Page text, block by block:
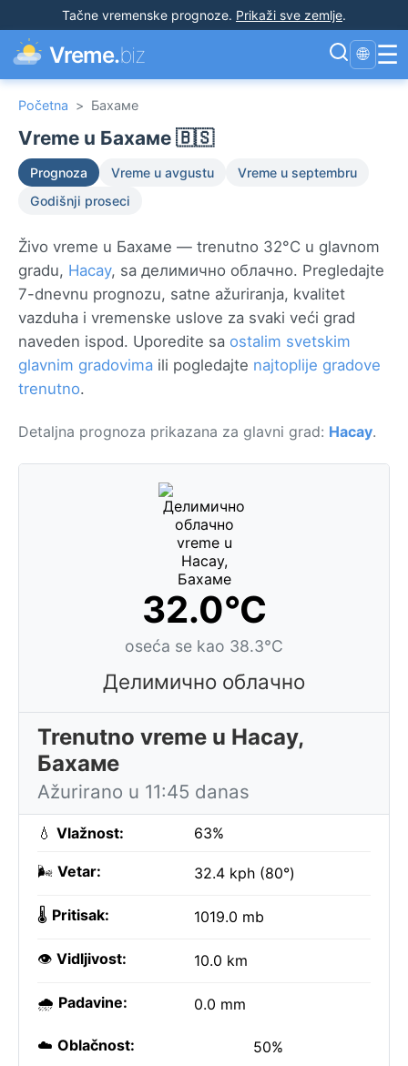
Tačne vremenske prognoze. Prikaži sve zemlje.
Vreme.biz 🌐 ☰
Početna > Бахаме
Vreme u Бахаме 🇧🇸
Prognoza Vreme u avgustu
Vreme u septembru
Godišnji proseci
Živo vreme u Бахаме — trenutno 32°C u glavnom
gradu, Насау, sa делимично облачно. Pregledajte
7-dnevnu prognozu, satne ažuriranja, kvalitet
vazduha i vremenske uslove za svaki veći grad
naveden ispod. Uporedite sa ostalim svetskim
glavnim gradovima ili pogledajte najtoplije gradove
trenutno.
Detaljna prognoza prikazana za glavni grad: Насау.
32.0°C
oseća se kao 38.3°C
Делимично облачно
Trenutno vreme u Насау,
Бахаме
Ažurirano u 11:45 danas
💧 Vlažnost: 63%
🌬️ Vetar: 32.4 kph (80°)
🌡️ Pritisak: 1019.0 mb
👁️ Vidljivost: 10.0 km
🌧️ Padavine: 0.0 mm
☁️ Oblačnost: 50%